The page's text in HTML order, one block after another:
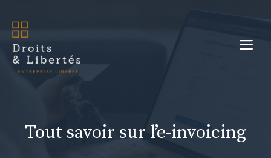
contenu
Tout savoir sur l’e-invoicing